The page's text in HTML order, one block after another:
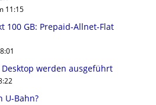
11:15
100 GB: Prepaid-Allnet-Flat
werden ausgeführt
U-Bahn?